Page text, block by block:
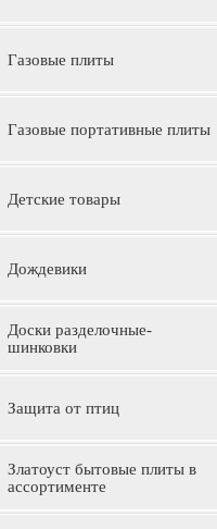
Газовые плиты
Газовые портативные плиты
Детские товары
Дождевики
Доски разделочные-
шинковки
Защита от птиц
Златоуст бытовые плиты в
ассортименте